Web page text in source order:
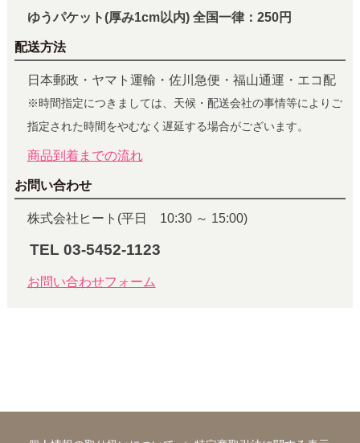
ゆうパケット(厚み1cm以内) 全国一律：250円
配送方法
日本郵政・ヤマト運輸・佐川急便・福山通運・エコ配
※時間指定につきましては、天候・配送会社の事情等によりご
指定された時間をやむなく遅延する場合がございます。
商品到着までの流れ
お問い合わせ
株式会社ヒート(平日 10:30 ～ 15:00)
TEL 03-5452-1123
お問い合わせフォーム